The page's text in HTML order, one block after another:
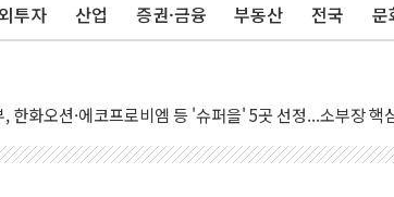
투자 산업 증권·금융 부동산 전국 문
위 "국고채 PD 15곳, 관행 아닌 담합…76조2000억 입찰
기업 기술자료 중국 계열사에 넘긴 세라젬…공정위 과징
원, 해외직구 물놀이기구·유아용품 등 94개 제품 안전기
크쉑, 남양주 현대아울렛에 '다산점' 열어